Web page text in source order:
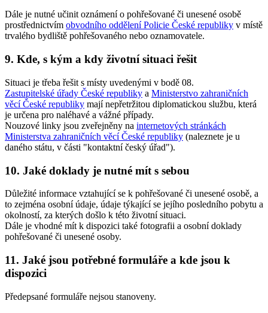
Dále je nutné učinit oznámení o pohřešované či unesené osobě
prostřednictvím obvodního oddělení Policie České republiky v místě
trvalého bydliště pohřešovaného nebo oznamovatele.
9. Kde, s kým a kdy životní situaci řešit
Situaci je třeba řešit s místy uvedenými v bodě 08.
Zastupitelské úřady České republiky a Ministerstvo zahraničních
věcí České republiky mají nepřetržitou diplomatickou službu, která
je určena pro naléhavé a vážné případy.
Nouzové linky jsou zveřejněny na internetových stránkách
Ministerstva zahraničních věcí České republiky (naleznete je u
daného státu, v části "kontaktní český úřad").
10. Jaké doklady je nutné mít s sebou
Důležité informace vztahující se k pohřešované či unesené osobě, a
to zejména osobní údaje, údaje týkající se jejího posledního pobytu a
okolností, za kterých došlo k této životní situaci.
Dále je vhodné mít k dispozici také fotografii a osobní doklady
pohřešované či unesené osoby.
11. Jaké jsou potřebné formuláře a kde jsou k
dispozici
Předepsané formuláře nejsou stanoveny.